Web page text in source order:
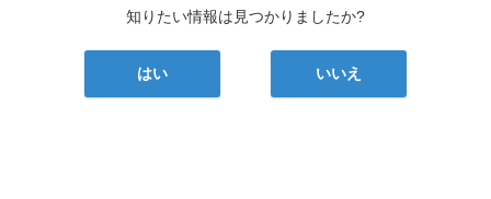
知りたい情報は見つかりましたか?
はい いいえ